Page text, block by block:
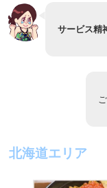
サービス精
北海道エリア